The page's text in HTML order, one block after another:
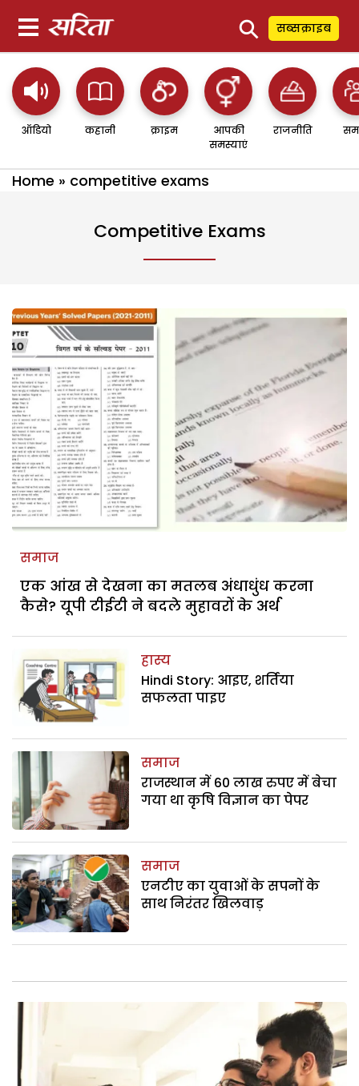
⚲ सब्सक्राइब
ऑडियो कहानी क्राइम
आपकी
समस्याएं
राजनीति
Home » competitive exams
Competitive Exams
समाज
एक आंख से देखना का मतलब अंधाधुंध करना
कैसे? यूपी टीईटी ने बदले मुहावरों के अर्थ
हास्य
Hindi Story: आइए, शर्तिया
सफलता पाइए
समाज
राजस्थान में 60 लाख रुपए में बेचा
गया था कृषि विज्ञान का पेपर
समाज
एनटीए का युवाओं के सपनों के
साथ निरंतर खिलवाड़